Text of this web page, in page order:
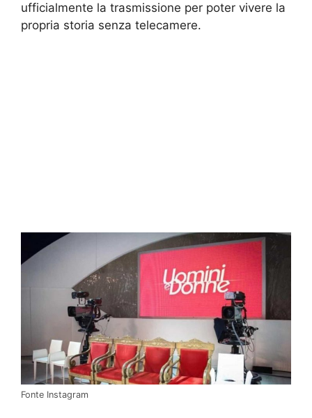
ufficialmente la trasmissione per poter vivere la
propria storia senza telecamere.
Fonte Instagram